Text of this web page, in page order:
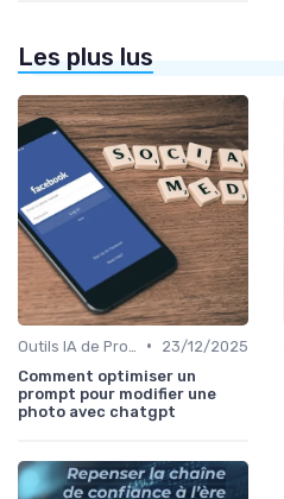
Les plus lus
•
23/12/2025
Comment optimiser un
prompt pour modifier une
photo avec chatgpt